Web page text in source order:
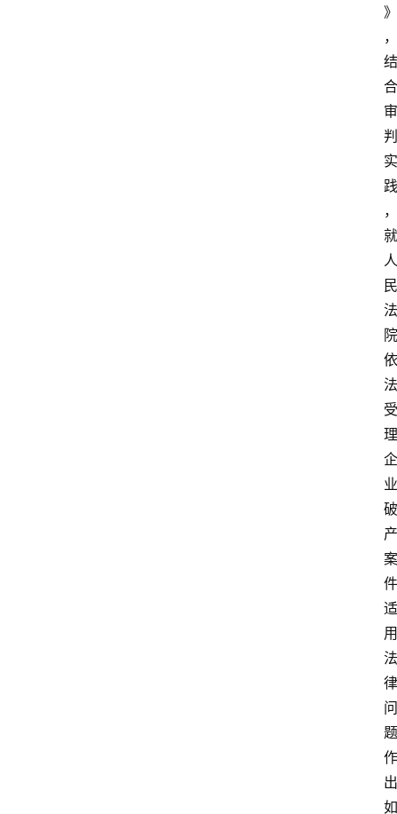
》
，
结
合
审
判
实
践
，
就
人
民
法
院
依
法
受
理
企
业
破
产
案
件
适
用
法
律
问
题
作
出
如